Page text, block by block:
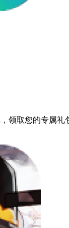
领取您的专属礼